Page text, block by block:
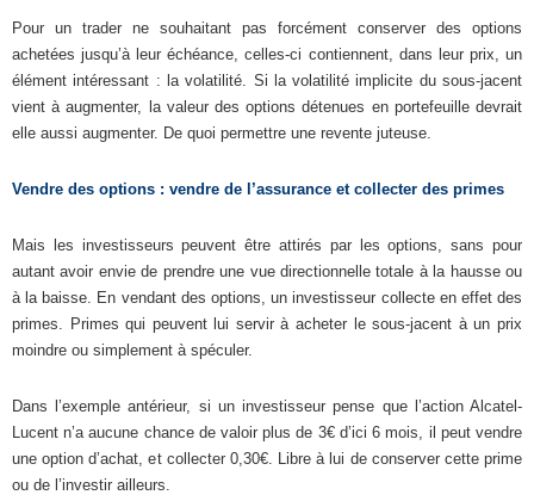
Pour un trader ne souhaitant pas forcément conserver des options
achetées jusqu’à leur échéance, celles-ci contiennent, dans leur prix, un
élément intéressant : la volatilité. Si la volatilité implicite du sous-jacent
vient à augmenter, la valeur des options détenues en portefeuille devrait
elle aussi augmenter. De quoi permettre une revente juteuse.
Vendre des options : vendre de l’assurance et collecter des primes
Mais les investisseurs peuvent être attirés par les options, sans pour
autant avoir envie de prendre une vue directionnelle totale à la hausse ou
à la baisse. En vendant des options, un investisseur collecte en effet des
primes. Primes qui peuvent lui servir à acheter le sous-jacent à un prix
moindre ou simplement à spéculer.
Dans l’exemple antérieur, si un investisseur pense que l’action Alcatel-
Lucent n’a aucune chance de valoir plus de 3€ d’ici 6 mois, il peut vendre
une option d’achat, et collecter 0,30€. Libre à lui de conserver cette prime
ou de l’investir ailleurs.